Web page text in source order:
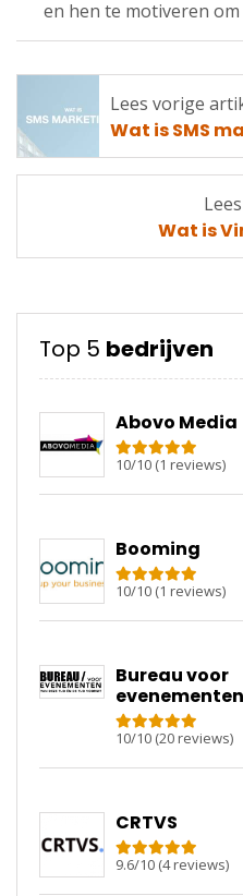
en hen te motiveren
Lees vorige
Lees
vorige
artikel
Wat is SMS
Lees
volgende
Wat is
Top 5 bedrijven
Abovo Media
10/10 (1 reviews)
Booming
10/10 (1 reviews)
Bureau voor
evenementen
10/10 (20reviews)
CRTVS
9.6/10 (4reviews)